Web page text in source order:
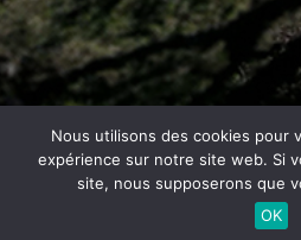
Copyright ©2026| Tous droits
Nous utilisons des cookies pour
expérience sur notre site web. Si
site, nous supposerons que
OK